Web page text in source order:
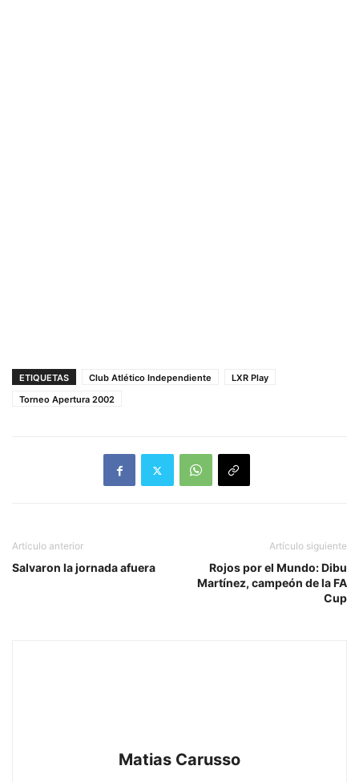
ETIQUETAS Club Atlético Independiente
LXR Play
Torneo Apertura 2002
Artículo anterior
Salvaron la jornada afuera
Artículo siguiente
Rojos por el Mundo: Dibu
Martínez, campeón de la FA
Cup
Matias Carusso